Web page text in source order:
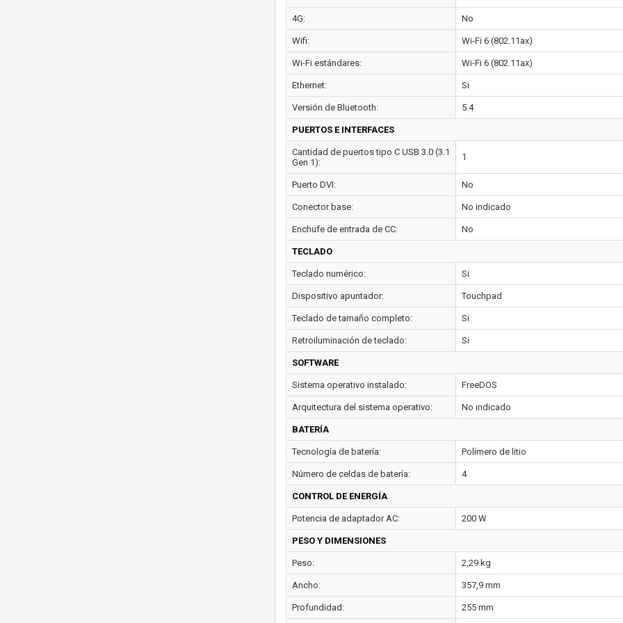
4G: No
Wifi: Wi-Fi 6 (802.11ax)
Wi-Fi estándares: Wi-Fi 6 (802.11ax)
Ethernet: Si
Versión de Bluetooth: 5.4
PUERTOS E INTERFACES
Cantidad de puertos tipo C USB 3.0 (3.1
Gen 1):
1
Puerto DVI: No
Conector base: No indicado
Enchufe de entrada de CC: No
TECLADO
Teclado numérico: Si
Dispositivo apuntador: Touchpad
Teclado de tamaño completo: Si
Retroiluminación de teclado: Si
SOFTWARE
Sistema operativo instalado: FreeDOS
Arquitectura del sistema operativo: No indicado
BATERÍA
Tecnología de batería: Polímero de litio
Número de celdas de batería: 4
CONTROL DE ENERGÍA
Potencia de adaptador AC: 200 W
PESO Y DIMENSIONES
Peso: 2,29 kg
Ancho: 357,9 mm
Profundidad: 255 mm